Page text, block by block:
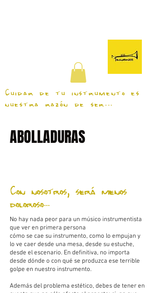
Cuidar de tu instrumento es
nuestra razón de ser...
ABOLLADURAS
Con nosotros, será menos
doloroso...
No hay nada peor para un músico instrumentista
que ver en primera persona
cómo se cae su instrumento, como lo empujan y
lo ve caer desde una mesa, desde su estuche,
desde el escenario. En definitiva, no importa
desde dónde o con qué se produzca ese terrible
golpe en nuestro instrumento.
Además del problema estético, debes de tener en